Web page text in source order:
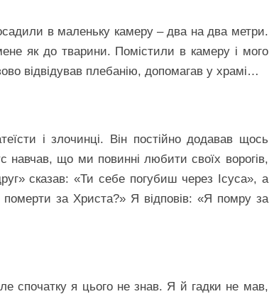
в маленьку камеру – два на два метри.
як до тварини. Помістили в камеру і мого
відвідував плебанію, допомагав у храмі…
і злочинці. Він постійно додавав щось
навчав, що ми повинні любити своїх ворогів,
сказав: «Ти себе погубиш через Ісуса», а
за Христа?» Я відповів: «Я помру за
спочатку я цього не знав. Я й гадки не мав,